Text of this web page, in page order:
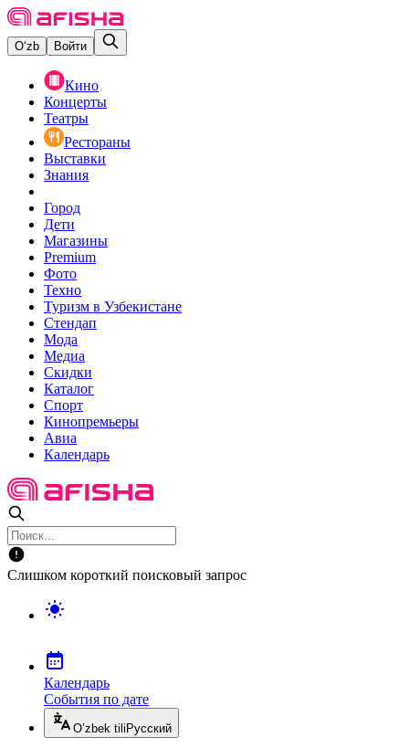
O‘zb Войти
Кино
Концерты
Театры
Рестораны
Выставки
Знания
Город
Дети
Магазины
Premium
Фото
Техно
Туризм в Узбекистане
Стендап
Мода
Медиа
Скидки
Каталог
Спорт
Кинопремьеры
Авиа
Календарь
Слишком короткий поисковый запрос
Календарь
События по дате
O’zbek tili Русский